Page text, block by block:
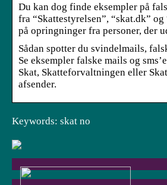
Du kan dog finde eksempler på
fra “Skattestyrelsen”, “skat.dk” og
på opringninger fra personer, der
Sådan spotter du svindelmails,
Se eksempler falske mails og
Skat, Skatteforvaltningen eller
afsender.
Keywords: skat no